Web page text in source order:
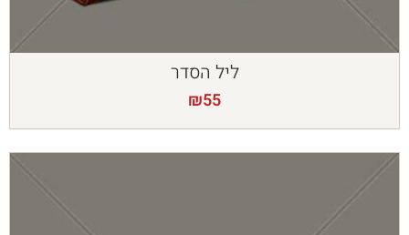
ליל הסדר
₪55